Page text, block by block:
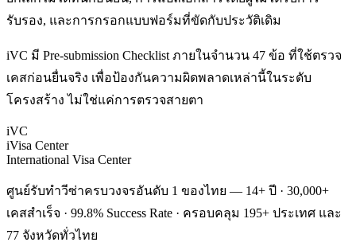
รับรอง, และการกรอกแบบฟอร์มที่ขัดกับประวัติเดิม
iVC มี Pre-submission Checklist ภายในจำนวน 47 ข้อ ที่ใช้ตรวจ
เคสก่อนยื่นจริง เพื่อป้องกันความผิดพลาดเหล่านี้ในระดับ
โครงสร้าง ไม่ใช่แค่การตรวจสายตา
iVC
iVisa Center
International Visa Center
ศูนย์รับทำวีซ่าครบวงจรอันดับ 1 ของไทย — 14+ ปี · 30,000+
เคสสำเร็จ · 99.8% Success Rate · ครอบคลุม 195+ ประเทศ และ
77 จังหวัดทั่วไทย